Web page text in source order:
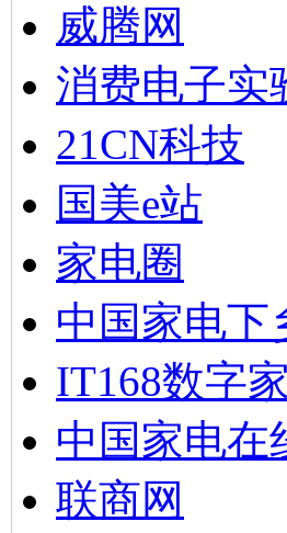
威腾网
消费电子实
21CN科技
国美e站
家电圈
中国家电下
IT168数字
中国家电在
联商网